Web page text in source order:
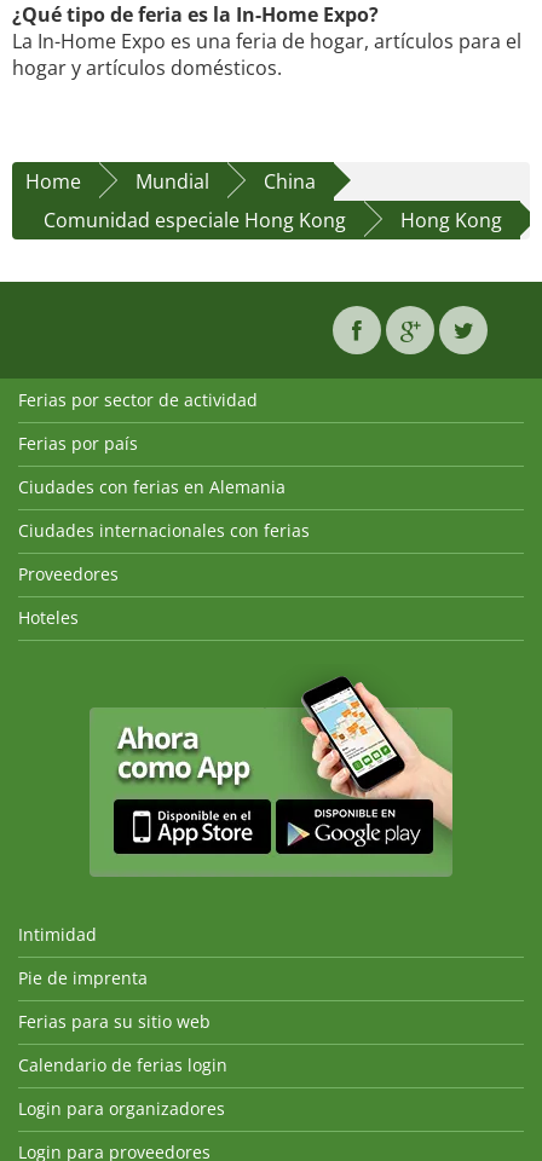
¿Qué tipo de feria es la In-Home Expo?
La In-Home Expo es una feria de hogar, artículos para el
hogar y artículos domésticos.
Home Mundial
China
Comunidad especiale Hong Kong
Hong Kong
Ferias por sector de actividad
Ferias por país
Ciudades con ferias en Alemania
Ciudades internacionales con ferias
Proveedores
Hoteles
Intimidad
Pie de imprenta
Ferias para su sitio web
Calendario de ferias login
Login para organizadores
Login para proveedores